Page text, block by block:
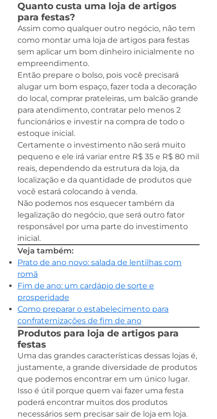
Quanto custa uma loja de artigos
para festas?
Assim como qualquer outro negócio, não tem
como montar uma loja de artigos para festas
sem aplicar um bom dinheiro inicialmente no
empreendimento.
Então prepare o bolso, pois você precisará
alugar um bom espaço, fazer toda a decoração
do local, comprar prateleiras, um balcão grande
para atendimento, contratar pelo menos 2
funcionários e investir na compra de todo o
estoque inicial.
Certamente o investimento não será muito
pequeno e ele irá variar entre R$ 35 e R$ 80 mil
reais, dependendo da estrutura da loja, da
localização e da quantidade de produtos que
você estará colocando à venda.
Não podemos nos esquecer também da
legalização do negócio, que será outro fator
responsável por uma parte do investimento
inicial.
Veja também:
Prato de ano novo: salada de lentilhas com
romã
Fim de ano: um cardápio de sorte e
prosperidade
Como preparar o estabelecimento para
confraternizações de fim de ano
Produtos para loja de artigos para
festas
Uma das grandes características dessas lojas é,
justamente, a grande diversidade de produtos
que podemos encontrar em um único lugar.
Isso é útil porque quem vai fazer uma festa
poderá encontrar muitos dos produtos
necessários sem precisar sair de loja em loja.